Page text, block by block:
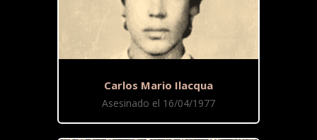
Carlos Mario Ilacqua
Asesinado el 16/04/1977